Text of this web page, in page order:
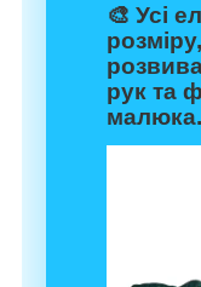
🎨 Усі
рук та
малюка.